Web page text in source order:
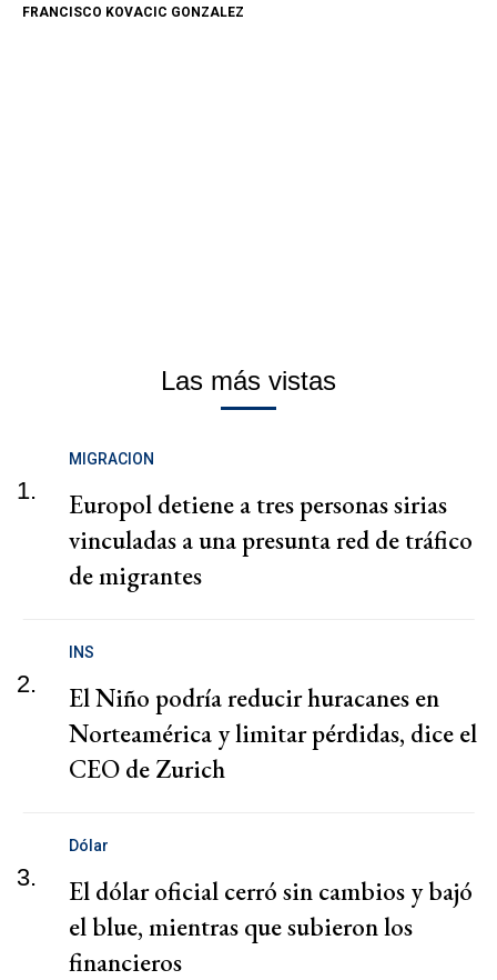
FRANCISCO KOVACIC GONZALEZ
Las más vistas
1.
MIGRACION
Europol detiene a tres personas sirias
vinculadas a una presunta red de tráfico
de migrantes
2.
INS
El Niño podría reducir huracanes en
Norteamérica y limitar pérdidas, dice el
CEO de Zurich
3.
Dólar
El dólar oficial cerró sin cambios y bajó
el blue, mientras que subieron los
financieros